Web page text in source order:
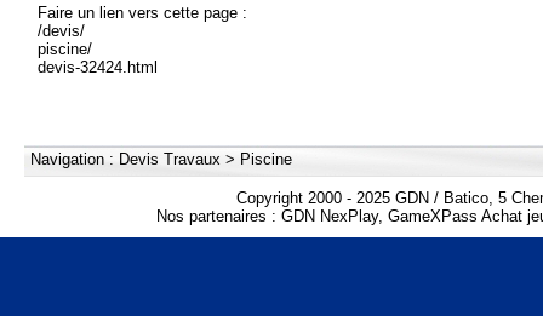
Faire un lien vers cette page :
/devis/
piscine/
devis-32424.html
Navigation : Devis Travaux > Piscine
Copyright 2000 - 2025 GDN / Batico, 5
Nos partenaires : GDN NexPlay, GameXPass Achat